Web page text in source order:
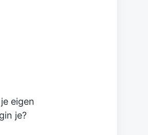
eigen
je?